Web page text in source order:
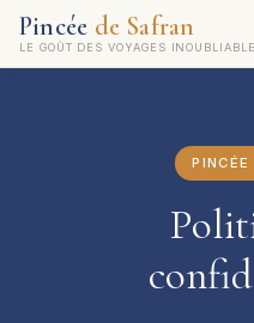
Pincée de Safran
LE GOÛT DES VOYAGES
PINCÉE